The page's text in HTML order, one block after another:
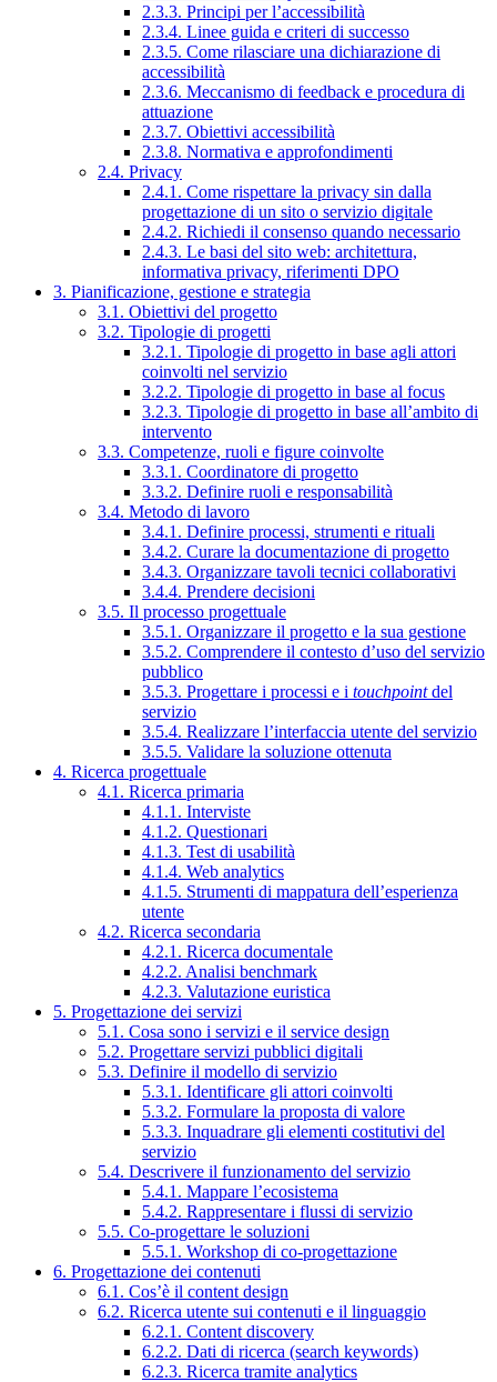
2.3.3. Principi per l’accessibilità
2.3.4. Linee guida e criteri di successo
2.3.5. Come rilasciare una dichiarazione di
accessibilità
2.3.6. Meccanismo di feedback e procedura di
attuazione
2.3.7. Obiettivi accessibilità
2.3.8. Normativa e approfondimenti
2.4. Privacy
2.4.1. Come rispettare la privacy sin dalla
progettazione di un sito o servizio digitale
2.4.2. Richiedi il consenso quando necessario
2.4.3. Le basi del sito web: architettura,
informativa privacy, riferimenti DPO
3. Pianificazione, gestione e strategia
3.1. Obiettivi del progetto
3.2. Tipologie di progetti
3.2.1. Tipologie di progetto in base agli attori
coinvolti nel servizio
3.2.2. Tipologie di progetto in base al focus
3.2.3. Tipologie di progetto in base all’ambito di
intervento
3.3. Competenze, ruoli e figure coinvolte
3.3.1. Coordinatore di progetto
3.3.2. Definire ruoli e responsabilità
3.4. Metodo di lavoro
3.4.1. Definire processi, strumenti e rituali
3.4.2. Curare la documentazione di progetto
3.4.3. Organizzare tavoli tecnici collaborativi
3.4.4. Prendere decisioni
3.5. Il processo progettuale
3.5.1. Organizzare il progetto e la sua gestione
3.5.2. Comprendere il contesto d’uso del servizio
pubblico
3.5.3. Progettare i processi e i touchpointdel
servizio
3.5.4. Realizzare l’interfaccia utente del servizio
3.5.5. Validare la soluzione ottenuta
4. Ricerca progettuale
4.1. Ricerca primaria
4.1.1. Interviste
4.1.2. Questionari
4.1.3. Test di usabilità
4.1.4. Web analytics
4.1.5. Strumenti di mappatura dell’esperienza
utente
4.2. Ricerca secondaria
4.2.1. Ricerca documentale
4.2.2. Analisi benchmark
4.2.3. Valutazione euristica
5. Progettazione dei servizi
5.1. Cosa sono i servizi e il service design
5.2. Progettare servizi pubblici digitali
5.3. Definire il modello di servizio
5.3.1. Identificare gli attori coinvolti
5.3.2. Formulare la proposta di valore
5.3.3. Inquadrare gli elementi costitutivi del
servizio
5.4. Descrivere il funzionamento del servizio
5.4.1. Mappare l’ecosistema
5.4.2. Rappresentare i flussi di servizio
5.5. Co-progettare le soluzioni
5.5.1. Workshop di co-progettazione
6. Progettazione dei contenuti
6.1. Cos’è il content design
6.2. Ricerca utente sui contenuti e il linguaggio
6.2.1. Content discovery
6.2.2. Dati di ricerca (search keywords)
6.2.3. Ricerca tramite analytics